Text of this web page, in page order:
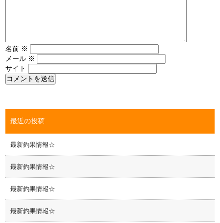
名前 ※
メール ※
サイト
最近の投稿
最新釣果情報☆
最新釣果情報☆
最新釣果情報☆
最新釣果情報☆